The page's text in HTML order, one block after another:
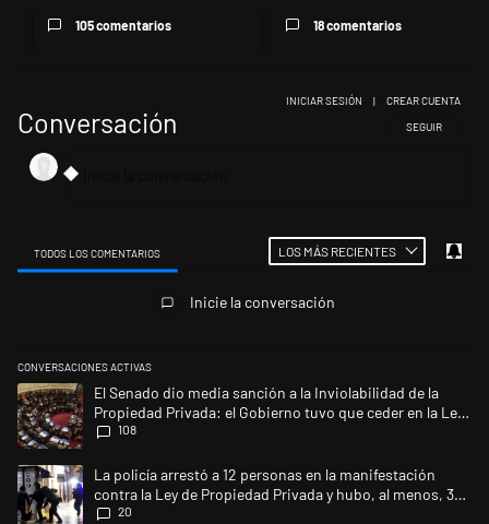
105 comentarios 18 comentarios
Conversación SIGA ESTA
SEGUIR
INICIAR SESIÓN | CREAR CUENTA
TODOS LOS COMENTARIOS LOS MÁS RECIENTES
Inicie la conversación
CONVERSACIONES ACTIVAS
Este listado muestra los artículos con más comentarios en los últimos
Un artículo de tendencia con el título "El Senado dio media sanción a
El Senado dio media sanción a la Inviolabilidad de la
Propiedad Privada: el Gobierno tuvo que ceder en la Ley
del Manejo del Fuego
108
Un artículo de tendencia con el título "La policía arrestó a 12
La policía arrestó a 12 personas en la manifestación
contra la Ley de Propiedad Privada y hubo, al menos, 3
agentes heridos
20